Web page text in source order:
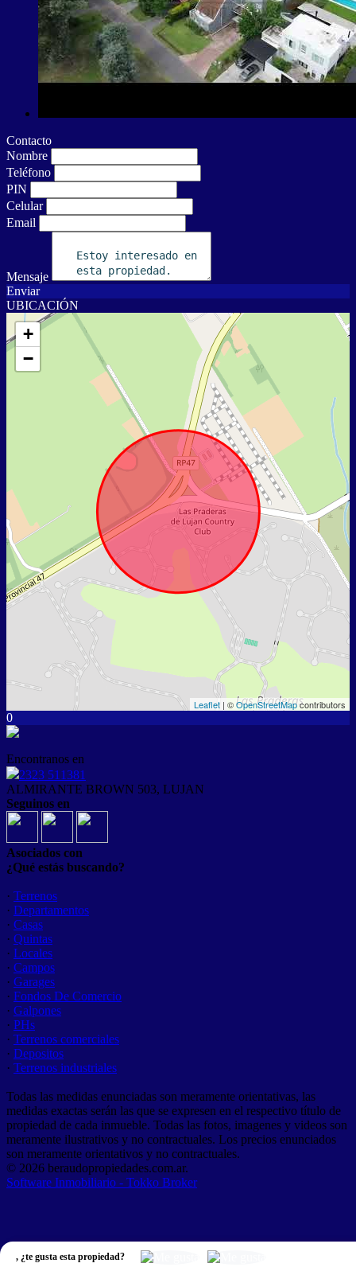
, ¿te gusta esta propiedad?
Contacto
Nombre
Teléfono
PIN
Celular
Email
Mensaje
Enviar
UBICACIÓN
+
−
Leaflet | ©OpenStreetMapcontributors
0
Encontranos en
2323 511381
ALMIRANTE BROWN 503, LUJAN
Seguinos en
Asociados con
¿Qué estás buscando?
· Terrenos
· Departamentos
· Casas
· Quintas
· Locales
· Campos
· Garages
· Fondos De Comercio
· Galpones
· PHs
· Terrenos comerciales
· Depositos
· Terrenos industriales
Todas las medidas enunciadas son meramente orientativas, las
medidas exactas serán las que se expresen en el respectivo título de
propiedad de cada inmueble. Todas las fotos, imagenes y videos son
meramente ilustrativos y no contractuales. Los precios enunciados
son meramente orientativos y no contractuales.
© 2026 beraudopropiedades.com.ar.
Software Inmobiliario - Tokko Broker